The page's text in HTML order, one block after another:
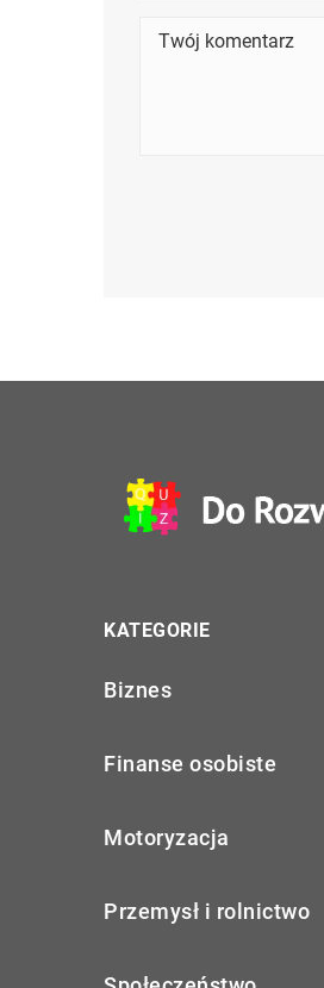
KATEGORIE
Biznes
Finanse osobiste
Motoryzacja
Przemysł i rolnictwo